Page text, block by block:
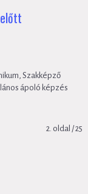
Szakképző
ápoló képzés
2. oldal / 25